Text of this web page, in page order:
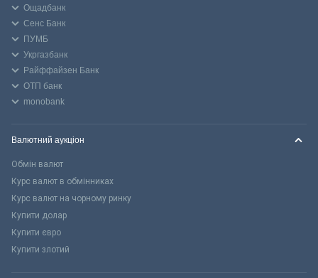
Ощадбанк
Сенс Банк
ПУМБ
Укргазбанк
Райффайзен Банк
ОТП банк
monobank
Валютний аукціон
Обмін валют
Курс валют в обмінниках
Курс валют на чорному ринку
Купити долар
Купити євро
Купити злотий